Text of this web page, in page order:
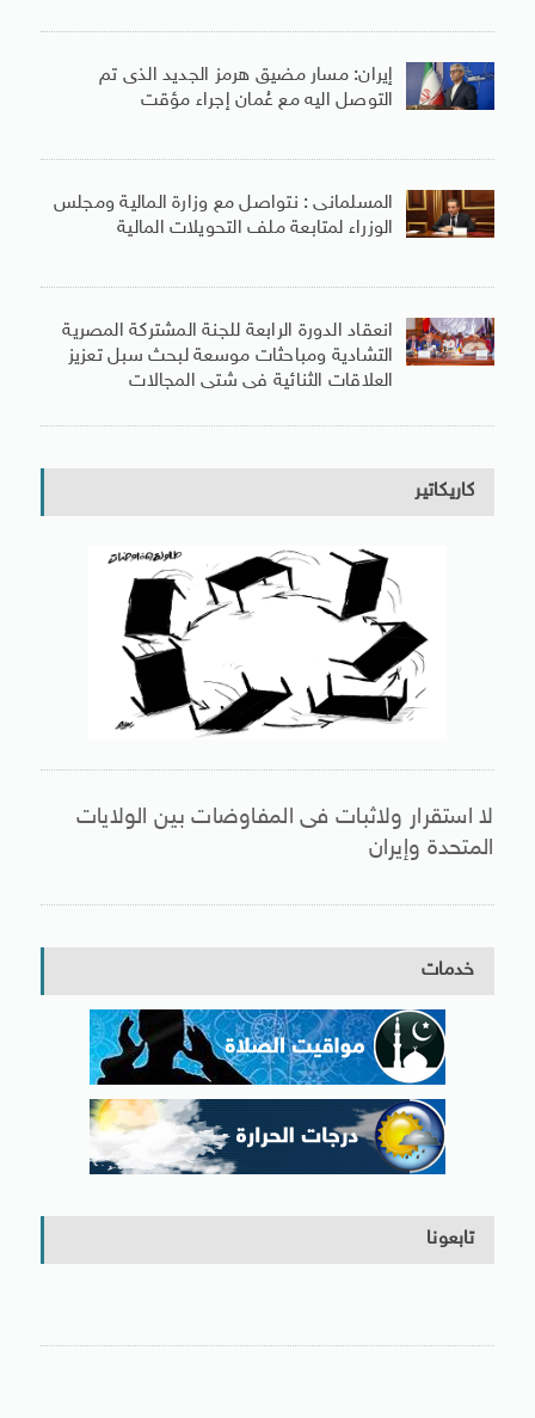
إيران: مسار مضيق هرمز الجديد الذى تم
التوصل اليه مع عُمان إجراء مؤقت
المسلمانى : نتواصل مع وزارة المالية ومجلس
الوزراء لمتابعة ملف التحويلات المالية
انعقاد الدورة الرابعة للجنة المشتركة المصرية
التشادية ومباحثات موسعة لبحث سبل تعزيز
العلاقات الثنائية فى شتى المجالات
كاريكاتير
لا استقرار ولاثبات فى المفاوضات بين الولايات
المتحدة وإيران
خدمات
تابعونا